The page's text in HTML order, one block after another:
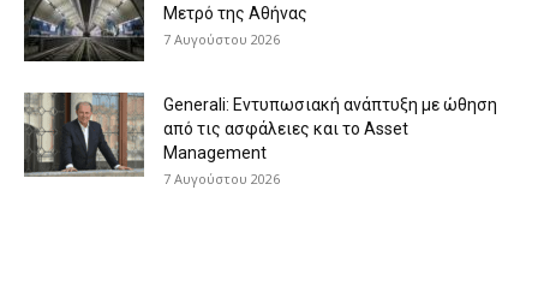
Μετρό της Αθήνας
7 Αυγούστου 2026
Generali: Eντυπωσιακή ανάπτυξη με ώθηση
από τις ασφάλειες και το Asset
Management
7 Αυγούστου 2026